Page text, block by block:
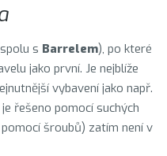
s Barrelem), po které
jako první. Je nejblíže
vybavení jako např.
řešeno pomocí suchých
šroubů) zatím není v